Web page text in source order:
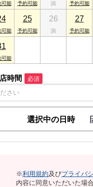
25 26 27
時間 必須
選択中の日時
※利用規約及びプライバ
内容に同意いただいた場